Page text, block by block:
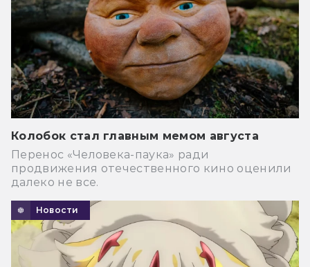
Колобок стал главным мемом августа
Перенос «Человека-паука» ради
продвижения отечественного кино оценили
далеко не все.
Новости